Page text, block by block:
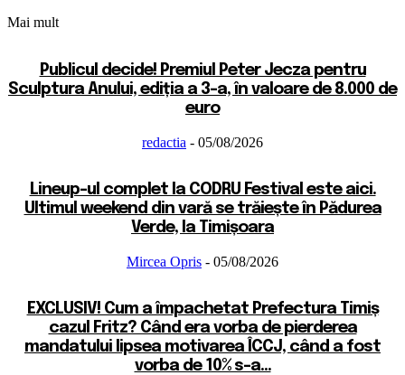
Mai mult
Publicul decide! Premiul Peter Jecza pentru
Sculptura Anului, ediția a 3-a, în valoare de 8.000 de
euro
redactia - 05/08/2026
Lineup-ul complet la CODRU Festival este aici.
Ultimul weekend din vară se trăiește în Pădurea
Verde, la Timișoara
Mircea Opris - 05/08/2026
EXCLUSIV! Cum a împachetat Prefectura Timiș
cazul Fritz? Când era vorba de pierderea
mandatului lipsea motivarea ÎCCJ, când a fost
vorba de 10% s-a...